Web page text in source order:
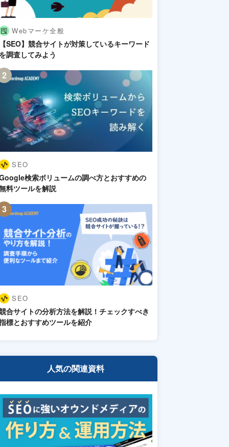
Webマーケ全般
SEO】競合サイトが対策しているキーワード
調査してみよう
SEO
検索ボリュームの調べ方とおすすめの
料ツールを解説
SEO
合サイトの分析方法を解説！チェックすべき
標とおすすめツールを紹介
人気の関連資料